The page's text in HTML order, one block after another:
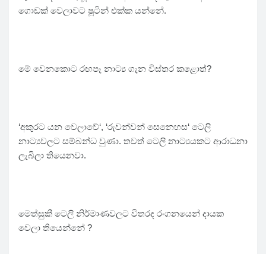
ගොඩක් වෙලාවට ෂූටින් එක්ක යන්නේ.
මේ වෙනකොට රඟපෑ නාට්‍ය ගැන විස්තර කළොත්?
‘අකුරට යන වෙලාවේ‘, ‘රුවන්වන් සෙනෙහස‘ ටෙලි
නාට්‍යවලට සම්බන්ධ වුණා. තවත් ටෙලි නාට්‍යයකට ආරාධනා
ලැබිලා තියෙනවා.
මෙත්සුකී ටෙලි නිර්මාණවලට විතරද රංගනයෙන් දායක
වෙලා තියෙන්නේ ?